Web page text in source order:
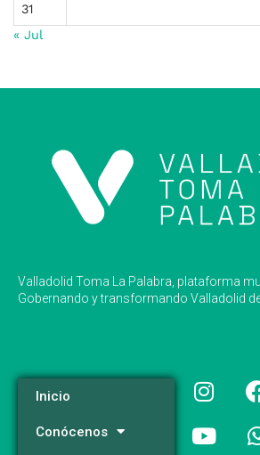
31
« Jul
Valladolid Toma La Palabra, plataforma
Gobernando y transformando Valladolid
Inicio
Conócenos